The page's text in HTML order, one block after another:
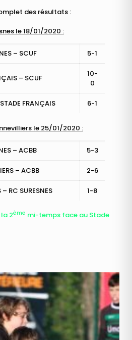
des résultats :
le 18/01/2020 :
– SCUF 5-1
– SCUF
10-
0
FRANÇAIS 6-1
le 25/01/2020 :
– ACBB 5-3
– ACBB 2-6
– RC SURESNES 1-8
2ème mi-temps face au Stade